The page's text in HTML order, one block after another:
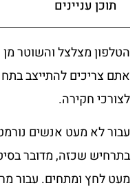
תוכן עניינים
הטלפון מצלצל והשוטר
אתם צריכים להתייצב
לצורכי חקירה.
עבור לא מעט אנשים
בתרחיש שכזה, מדובר
מעט לחץ ומתחים. עבור